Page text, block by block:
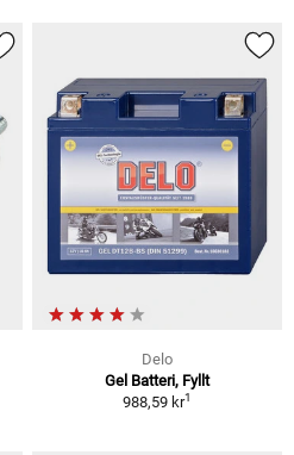
Delo
Gel Batteri, Fyllt
988,59 kr1